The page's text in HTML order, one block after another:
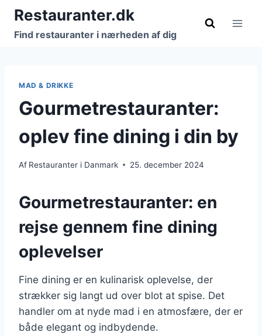
Fortsæt
indhold
Restauranter.dk
Find restauranter i nærheden af dig
MAD & DRIKKE
Gourmetrestauranter:
oplev fine dining i din by
Af Restauranter i Danmark 25. december 2024
Gourmetrestauranter: en
rejse gennem fine dining
oplevelser
Fine dining er en kulinarisk oplevelse, der
strækker sig langt ud over blot at spise. Det
handler om at nyde mad i en atmosfære, der er
både elegant og indbydende.